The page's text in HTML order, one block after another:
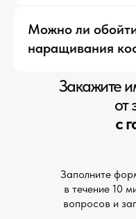
Можно ли
наращивания
Закажите
от
с
Заполните
в течение 10
вопросов и